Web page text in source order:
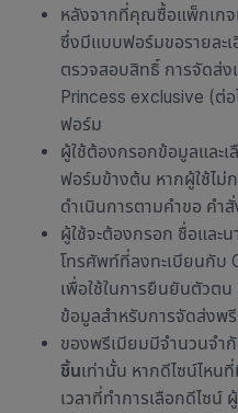
หลังจากที่คุณซื้อแพ็กเกจ
ซึ่งมีแบบฟอร์มขอรายละ
ตรวจสอบสิทธิ์ การจัดส่ง
Princess exclusive (ต่อ
ฟอร์ม
ผู้ใช้ต้องกรอกข้อมูลและ
ฟอร์มข้างต้น หากผู้ใช้ไม่
ดำเนินการตามคำขอ คำ
ผู้ใช้จะต้องกรอก ชื่อและ
โทรศัพท์ที่ลงทะเบียนกับ
เพื่อใช้ในการยืนยันตัวตน
ข้อมูลสำหรับการจัดส่งพ
ของพรีเมียมมีจำนวนจำ
ชิ้นเท่านั้น หากดีไซน์ไห
เวลาที่ทำการเลือกดีไซน์